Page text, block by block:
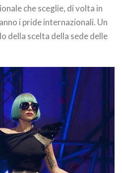
che sceglie, di volta in
i pride internazionali. Un
della scelta della sede delle